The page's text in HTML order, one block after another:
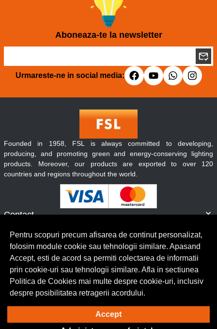
Aboneaza-te la newsletter
Urmareste-ne in social media:
Contact
Servicii clienti
Founded in 1958, FSL is always committed to developing,
producing, and promoting green and energy-conserving lighting
products. Moreover, our products are exported to over 120
countries and regions throughout the world.
© Copyright 2026 Lumilux. Toate drepturile rezervate.
Solutie eCommercepowered by
Pentru scopuri precum afisarea de continut personalizat,
folosim module cookie sau tehnologii similare. Apasand
Accept, esti de acord sa permiti colectarea de informatii
prin cookie-uri sau tehnologii similare. Afla in sectiunea
Politica de Cookies mai multe despre cookie-uri, inclusiv
despre posibilitatea retragerii acordului.
Accept